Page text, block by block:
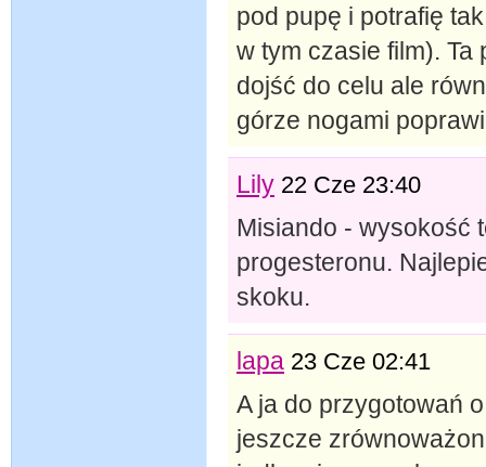
pod pupę i potrafię
w tym czasie film). Ta
dojść do celu ale
górze nogami
Lily 22 Cze 23:40
Misiando - wysokość
progesteronu.
skoku.
lapa 23 Cze 02:41
A ja do przygotowań
jeszcze